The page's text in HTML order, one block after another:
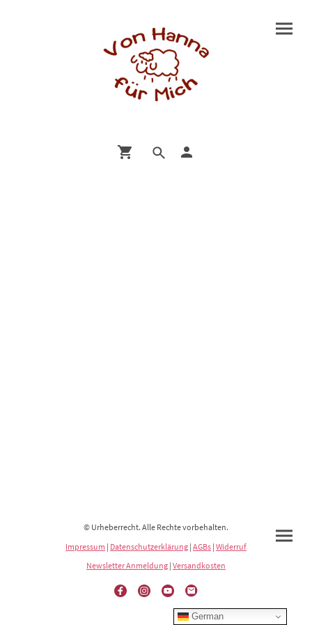
© Urheberrecht. Alle Rechte vorbehalten.
Impressum | Datenschutzerklärung | AGBs | Widerruf
Newsletter Anmeldung | Versandkosten
German